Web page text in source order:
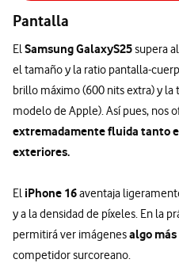
Pantalla
ElSamsung GalaxyS25supera
el tamaño y la ratio pantalla-
brillo máximo (600 nits extra) y la
modelo de Apple). Así pues, nos
extremadamente fluida tanto
exteriores.
El iPhone 16aventaja
y a la densidad de píxeles. En la
permitirá ver imágenesalgo
competidor surcoreano.